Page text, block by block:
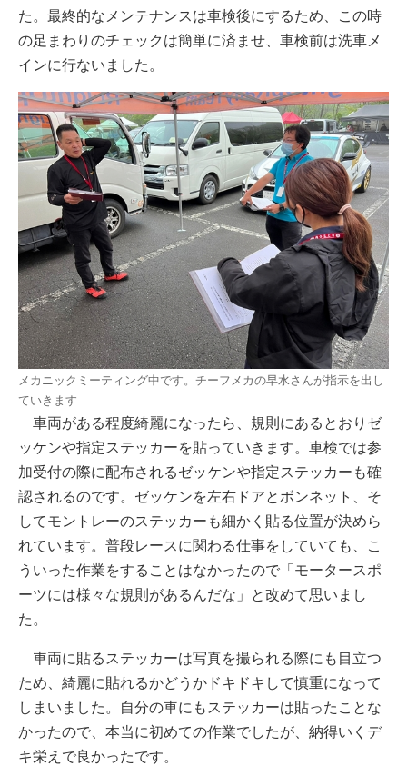
た。最終的なメンテナンスは車検後にするため、この時
の足まわりのチェックは簡単に済ませ、車検前は洗車メ
インに行ないました。
メカニックミーティング中です。チーフメカの早水さんが指示を出し
ていきます
車両がある程度綺麗になったら、規則にあるとおりゼ
ッケンや指定ステッカーを貼っていきます。車検では参
加受付の際に配布されるゼッケンや指定ステッカーも確
認されるのです。ゼッケンを左右ドアとボンネット、そ
してモントレーのステッカーも細かく貼る位置が決めら
れています。普段レースに関わる仕事をしていても、こ
ういった作業をすることはなかったので「モータースポ
ーツには様々な規則があるんだな」と改めて思いまし
た。
車両に貼るステッカーは写真を撮られる際にも目立つ
ため、綺麗に貼れるかどうかドキドキして慎重になって
しまいました。自分の車にもステッカーは貼ったことな
かったので、本当に初めての作業でしたが、納得いくデ
キ栄えで良かったです。